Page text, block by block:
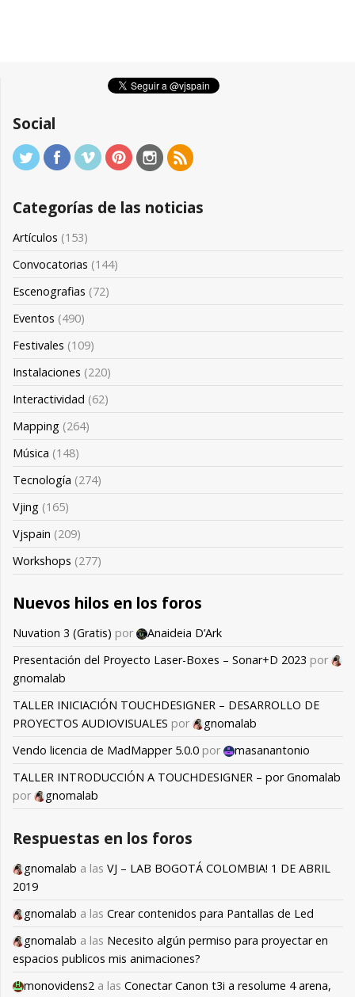
Social
Categorías de las noticias
Artículos (153)
Convocatorias (144)
Escenografias (72)
Eventos (490)
Festivales (109)
Instalaciones (220)
Interactividad (62)
Mapping (264)
Música (148)
Tecnología (274)
Vjing (165)
Vjspain (209)
Workshops (277)
Nuevos hilos en los foros
Nuvation 3 (Gratis) por
Anaideia D’Ark
Presentación del Proyecto Laser-Boxes – Sonar+D 2023 por
gnomalab
TALLER INICIACIÓN TOUCHDESIGNER – DESARROLLO DE
PROYECTOS AUDIOVISUALES por
gnomalab
Vendo licencia de MadMapper 5.0.0 por
masanantonio
TALLER INTRODUCCIÓN A TOUCHDESIGNER – por Gnomalab
por
gnomalab
Respuestas en los foros
gnomalab a las VJ – LAB BOGOTÁ COLOMBIA! 1 DE ABRIL
2019
gnomalab a las Crear contenidos para Pantallas de Led
gnomalab a las Necesito algún permiso para proyectar en
espacios publicos mis animaciones?
monovidens2 a las Conectar Canon t3i a resolume 4 arena,